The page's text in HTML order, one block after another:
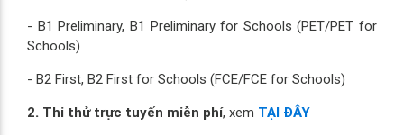
- B1 Preliminary, B1 Preliminary for Schools (PET/PET for
Schools)
- B2 First, B2 First for Schools (FCE/FCE for Schools)
2. Thi thử trực tuyến miễn phí, xem TẠI ĐÂY